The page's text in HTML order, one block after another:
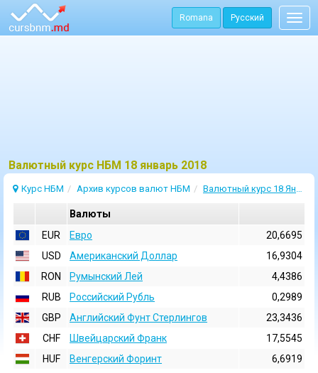
Romana Русский
Bалютный курс НБМ 18 январь 2018
Курс НБМ Архив курсов валют НБМ Валютный курс 18 Январь 2018
Валюты
EUR
Евро
20,6695
USD
Aмериканский Доллар
16,9304
RON
Румынский Лей
4,4386
RUB
Российский Рубль
0,2989
GBP
Английский Фунт Стерлингов
23,3436
CHF
Швейцарский Франк
17,5545
HUF
Венгерский Форинт
6,6919